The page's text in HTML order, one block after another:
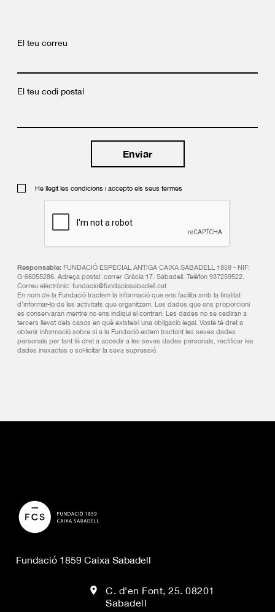
El teu correu
El teu codi postal
He llegit les condicions i accepto els seus termes
Responsable: FUNDACIÓ ESPECIAL ANTIGA CAIXA SABADELL 1859 - NIF:
G-66055286. Adreça postal: carrer Gràcia 17. Sabadell. Telèfon 937259522.
Correu electrònic: fundacio@fundaciosabadell.cat
En nom de la Fundació tractem la informació que ens facilita amb la finalitat
d’informar-lo de les activitats que organitzem. Les dades que ens proporcioni
es conservaran mentre no ens indiqui el contrari. Les dades no se cediran a
tercers llevat dels casos en què existeixi una obligació legal. Vostè té dret a
obtenir informació sobre si a la Fundació estem tractant les seves dades
personals per tant té dret a accedir a les seves dades personals, rectificar les
dades inexactes o sol·licitar la seva supressió.
Fundació 1859 Caixa Sabadell
C. d’en Font, 25. 08201
Sabadell